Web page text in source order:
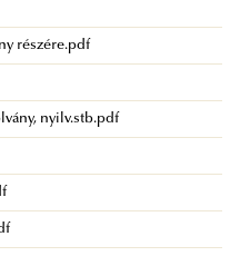
részére.pdf
nyilv.stb.pdf